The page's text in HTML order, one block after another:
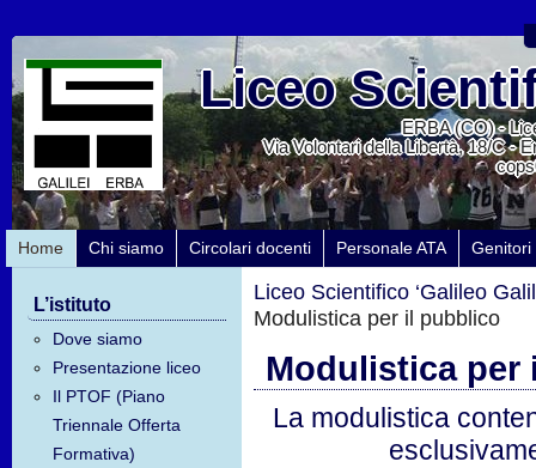
Liceo
ERBA (CO) -
Via Volontari della Libertà, 18/C -
Home Chi siamo Circolari docenti Personale ATA Genitori
L’istituto
Dove siamo
Presentazione liceo
Il PTOF (Piano
Triennale Offerta
Formativa)
Liceo Scientifico ‘Galileo
Modulistica per il pubblico
Modulistica per
La modulistica